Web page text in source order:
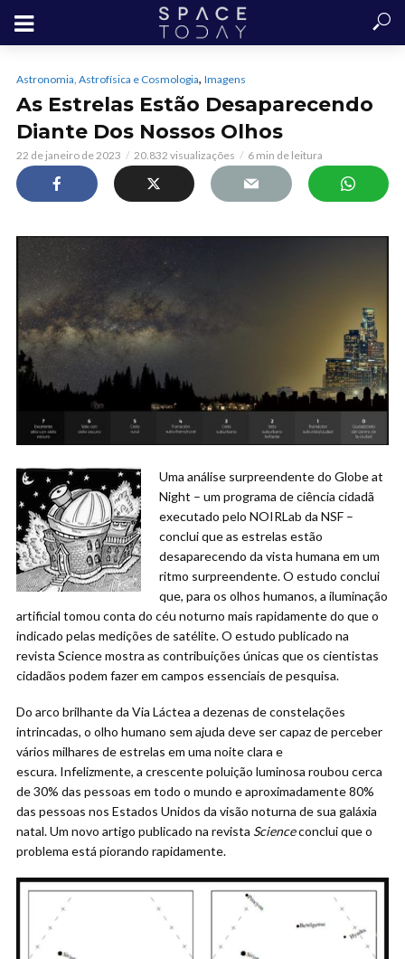
Astronomia, Astrofísica e Cosmologia, Imagens
As Estrelas Estão Desaparecendo
Diante Dos Nossos Olhos
22 de janeiro de 2023 20.832 visualizações 6 min de leitura
Uma análise surpreendente do Globe at
Night – um programa de ciência cidadã
executado pelo NOIRLab da NSF –
conclui que as estrelas estão
desaparecendo da vista humana em um
ritmo surpreendente. O estudo conclui
que, para os olhos humanos, a iluminação
artificial tomou conta do céu noturno mais rapidamente do que o
indicado pelas medições de satélite. O estudo publicado na
revista Science mostra as contribuições únicas que os cientistas
cidadãos podem fazer em campos essenciais de pesquisa.
Do arco brilhante da Via Láctea a dezenas de constelações
intrincadas, o olho humano sem ajuda deve ser capaz de perceber
vários milhares de estrelas em uma noite clara e
escura. Infelizmente, a crescente poluição luminosa roubou cerca
de 30% das pessoas em todo o mundo e aproximadamente 80%
das pessoas nos Estados Unidos da visão noturna de sua galáxia
natal. Um novo artigo publicado na revista Scienceconclui que o
problema está piorando rapidamente.